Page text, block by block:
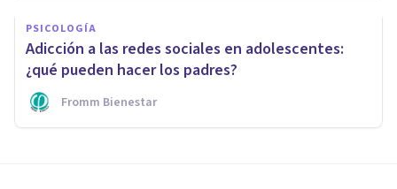
PSICOLOGÍA
Adicción a las redes sociales en adolescentes:
¿qué pueden hacer los padres?
Fromm Bienestar